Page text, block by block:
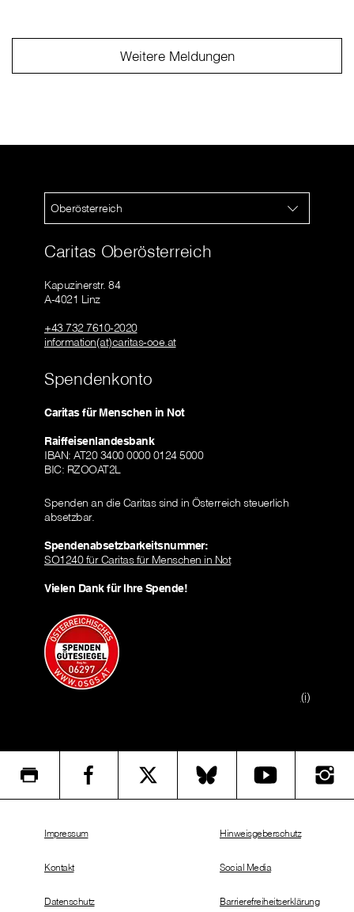
Weitere Meldungen
Oberösterreich
Caritas Oberösterreich
Kapuzinerstr. 84
A-4021 Linz
+43 732 7610-2020
information(at)caritas-ooe.at
Spendenkonto
Caritas für Menschen in Not
Raiffeisenlandesbank
IBAN: AT20 3400 0000 0124 5000
BIC: RZOOAT2L
Spenden an die Caritas sind in Österreich steuerlich
absetzbar.
Spendenabsetzbarkeitsnummer:
SO1240 für Caritas für Menschen in Not
Vielen Dank für Ihre Spende!
(i)
Impressum
Kontakt
Datenschutz
Hinweisgeberschutz
Social Media
Barrierefreiheitserklärung